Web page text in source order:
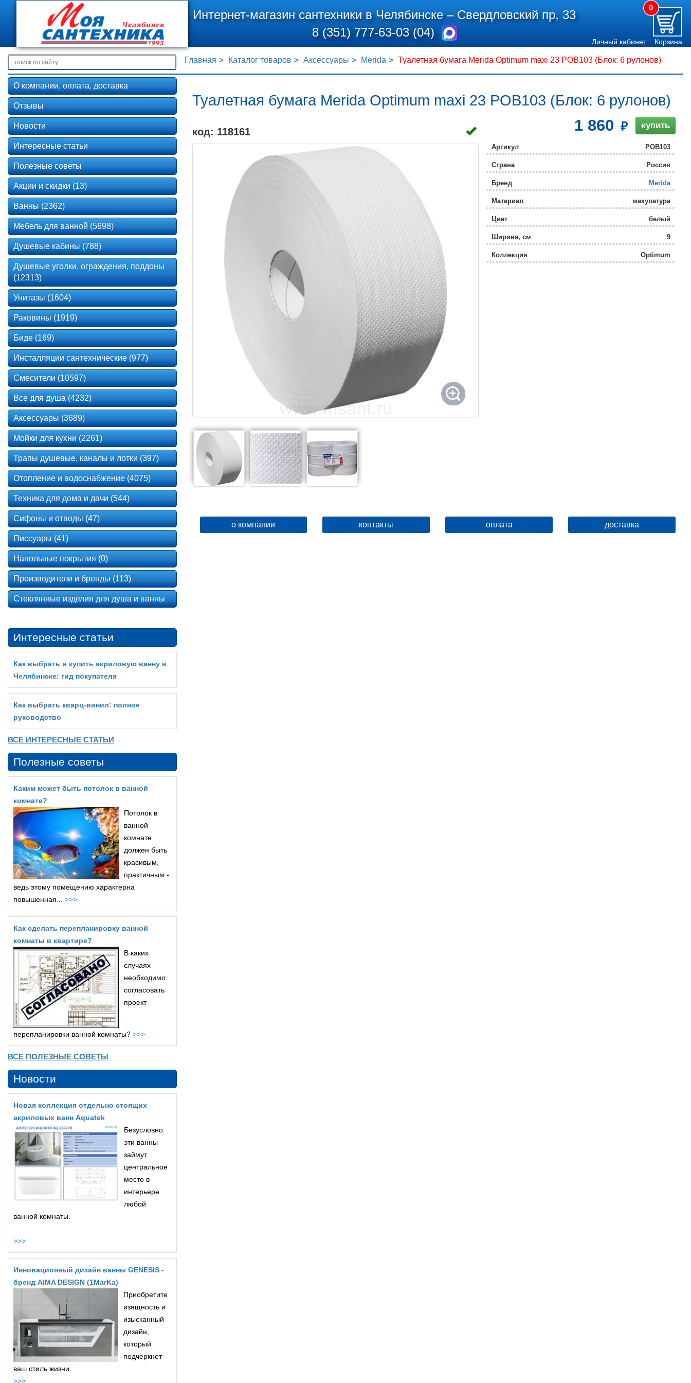
Интернет-магазин сантехники в Челябинске –Свердловский пр, 33
8 (351) 777-63-03 (04)
0
Личный кабинет Корзина
Главная Каталог товаров Аксессуары Merida Туалетная бумага Merida Optimum maxi 23 POB103 (Блок: 6 рулонов)
Туалетная бумага Merida Optimum maxi 23 POB103 (Блок: 6 рулонов)
код: 118161 1 860 купить
Артикул POB103
Страна Россия
Бренд Merida
Материал макулатура
Цвет белый
Ширина, см 9
Коллекция Optimum
о компании контакты оплата доставка
О компании, оплата, доставка
Отзывы
Новости
Интересные статьи
Полезные советы
Акции и скидки (13)
Ванны (2362)
Мебель для ванной (5698)
Душевые кабины (788)
Душевые уголки, ограждения, поддоны
(12313)
Унитазы (1604)
Раковины (1919)
Биде (169)
Инсталляции сантехнические (977)
Смесители (10597)
Все для душа (4232)
Аксессуары (3689)
Мойки для кухни (2261)
Трапы душевые, каналы и лотки (397)
Отопление и водоснабжение (4075)
Техника для дома и дачи (544)
Сифоны и отводы (47)
Писсуары (41)
Напольные покрытия (0)
Производители и бренды (113)
Стеклянные изделия для душа и ванны
Интересные статьи
Как выбрать и купить акриловую ванну в
Челябинске: гид покупателя
Как выбрать кварц‑винил: полное
руководство
ВСЕ ИНТЕРЕСНЫЕ СТАТЬИ
Полезные советы
Каким может быть потолок в ванной
комнате?
Потолок в
ванной
комнате
должен быть
красивым,
практичным -
ведь этому помещению характерна
повышенная... >>>
Как сделать перепланировку ванной
комнаты в квартире?
В каких
случаях
необходимо
согласовать
проект
перепланировки ванной комнаты? >>>
ВСЕ ПОЛЕЗНЫЕ СОВЕТЫ
Новости
Новая коллекция отдельно стоящих
акриловых ванн Aquatek
Безусловно
эти ванны
займут
центральное
место в
интерьере
любой
ванной комнаты.
>>>
Инновационный дизайн ванны GENESIS -
бренд AIMA DESIGN (1MarKa)
Приобретите
изящность и
изысканный
дизайн,
который
подчеркнет
ваш стиль жизни
>>>